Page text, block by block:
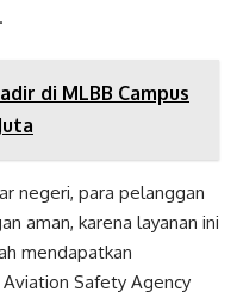
di MLBB Campus
negeri, para pelanggan
aman, karena layanan ini
mendapatkan
Safety Agency